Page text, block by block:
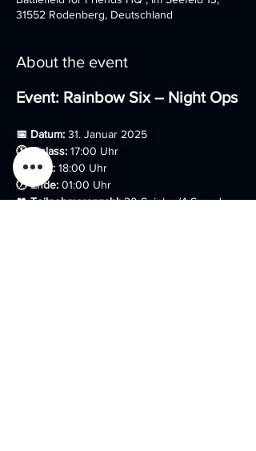
31552 Rodenberg, Deutschland
About the event
Event: Rainbow Six – Night Ops
📅 Datum: 31. Januar 2025
🕚 Einlass: 17:00 Uhr
🕛 Start: 18:00 Uhr
🕖 Ende: 01:00 Uhr
👥 Teilnehmeranzahl: 20 Spieler (4 Squad a